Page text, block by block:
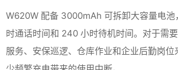
W620W 配备 3000mAh 可拆卸大容量电池
时通话时间和 240 小时待机时间。对于需
服务、安保巡逻、仓库作业和企业后勤岗